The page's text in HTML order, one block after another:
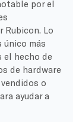
por el
Rubicon. Lo
único más
el hecho de
de hardware
o
ayudar a